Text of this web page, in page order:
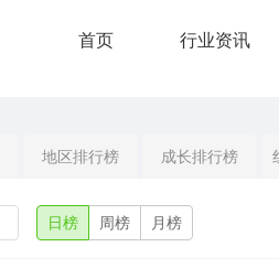
首页 行业资讯
地区排行榜 成长排行榜
日榜 周榜 月榜